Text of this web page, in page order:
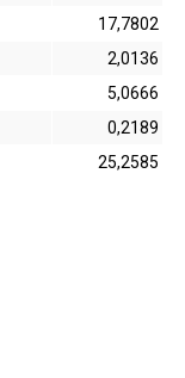
17,7802
2,0136
5,0666
0,2189
25,2585